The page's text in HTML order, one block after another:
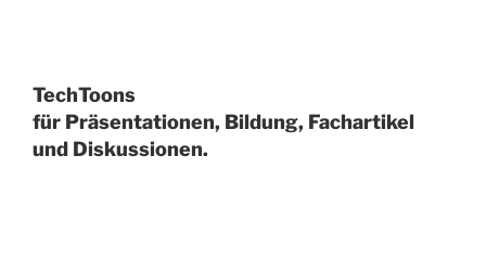
TechToons
für Präsentationen, Bildung, Fachartikel
und Diskussionen.